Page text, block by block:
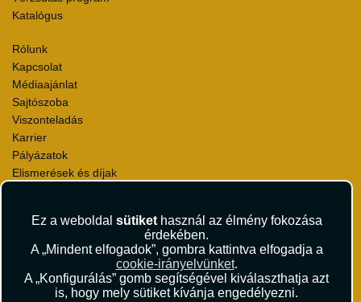
Ez a weboldal sütikethasznál az élmény fokozása
érdekében.
A „Mindent elfogadok”, gombra kattintva elfogadja a
cookie-irányelvünket.
A „Konfigurálás” gomb segítségével kiválaszthatja azt
is, hogy mely sütiket kívánja engedélyezni.
Katalógus
Rólunk
Kapcsolat
Médiaajánlat
Sajtószoba
Viszonteladás
Karrier
Pályázatok
Elismerések és díjak
Utazási Csomag Szerződési Feltételek
Útlemondás-biztosítás Szerződési Feltételek
Utasbiztosítás Szerződési Feltételek
Repülőjegy Szerződési Feltételek
Adatvédelem